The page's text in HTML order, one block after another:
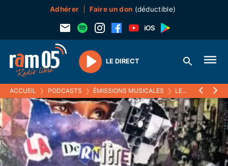
Adhérer Faire un don (déductible)
Play
LE DIRECT
ACCUEIL ❯ PODCASTS ❯ ÉMISSIONS MUSICALES ❯ LE RETOUR DU RAP FRANÇAIS